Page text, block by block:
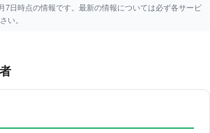
7日時点の情報です。最新の情報については必ず各サービ
い。